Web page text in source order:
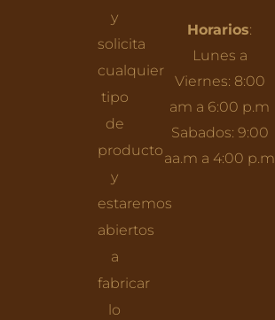
y
solicita
cualquier
tipo
de
producto
y
estaremos
abiertos
a
fabricar
lo
Horarios:
Lunes a
Viernes: 8:00
am a 6:00 p.m
Sabados: 9:00
aa.m a 4:00 p.m